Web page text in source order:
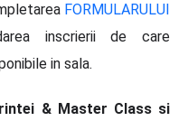
FORMULARULUI
inscrierii de care
in sala.
& Master Class si